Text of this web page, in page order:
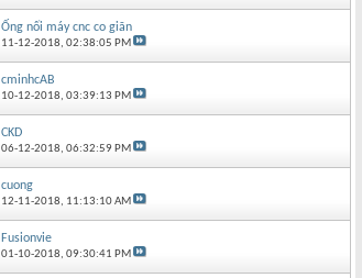
Ống nối máy cnc co giãn
11-12-2018,02:38:05 PM
cminhcAB
10-12-2018,03:39:13 PM
CKD
06-12-2018,06:32:59 PM
cuong
12-11-2018, 11:13:10 AM
Fusionvie
01-10-2018,09:30:41 PM